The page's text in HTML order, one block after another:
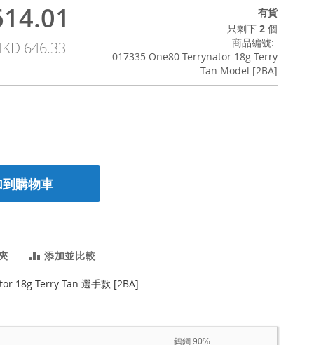
646.33
有貨
只剩下 2 個
商品編號
017335 One80 Terrynator 18g Terry
Tan Model [2BA]
購物車
添加並比較
18g Terry Tan 選手款 [2BA]
鎢鋼 90%